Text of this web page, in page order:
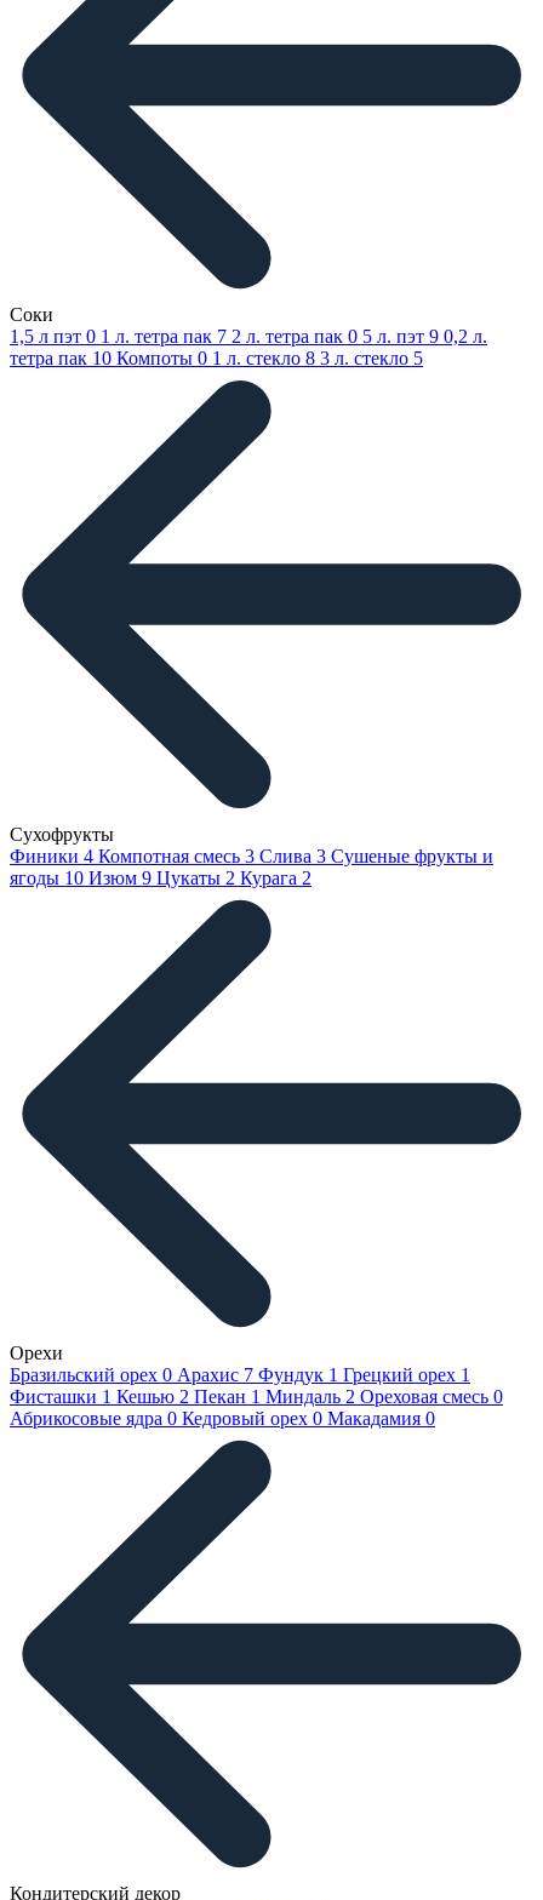
Соки
1,5 л пэт 0 1 л. тетра пак 7 2 л. тетра пак 0 5 л. пэт 9 0,2 л.
тетра пак 10 Компоты 0 1 л. стекло 8 3 л. стекло 5
Сухофрукты
Финики 4 Компотная смесь 3 Слива 3 Сушеные фрукты и
ягоды 10 Изюм 9 Цукаты 2 Курага 2
Орехи
Бразильский орех 0 Арахис 7 Фундук 1 Грецкий орех 1
Фисташки 1 Кешью 2 Пекан 1 Миндаль 2 Ореховая смесь 0
Абрикосовые ядра 0 Кедровый орех 0 Макадамия 0
Кондитерский декор